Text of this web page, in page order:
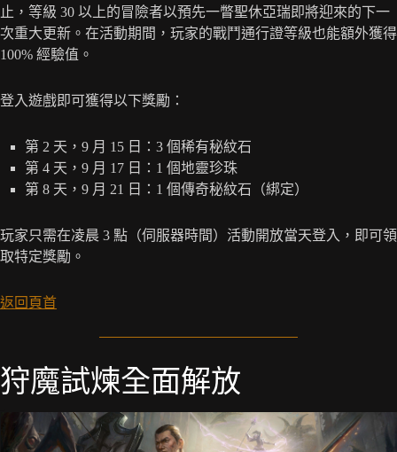
止，等級 30 以上的冒險者以預先一瞥聖休亞瑞即將迎來的下一
次重大更新。在活動期間，玩家的戰鬥通行證等級也能額外獲得
100% 經驗值。
登入遊戲即可獲得以下獎勵：
第 2 天，9 月 15 日：3 個稀有秘紋石
第 4 天，9 月 17 日：1 個地靈珍珠
第 8 天，9 月 21 日：1 個傳奇秘紋石（綁定）
玩家只需在凌晨 3 點（伺服器時間）活動開放當天登入，即可領
取特定獎勵。
返回頁首
狩魔試煉全面解放